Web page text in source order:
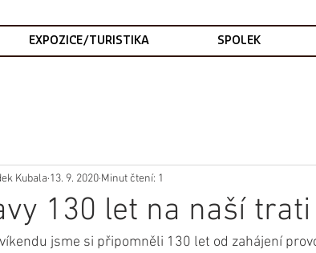
EXPOZICE/TURISTIKA SPOLEK
130 let na naší trati
Kubala 13. 9. 2020 Minut čtení: 1
jsme si připomněli 130 let od zahájení